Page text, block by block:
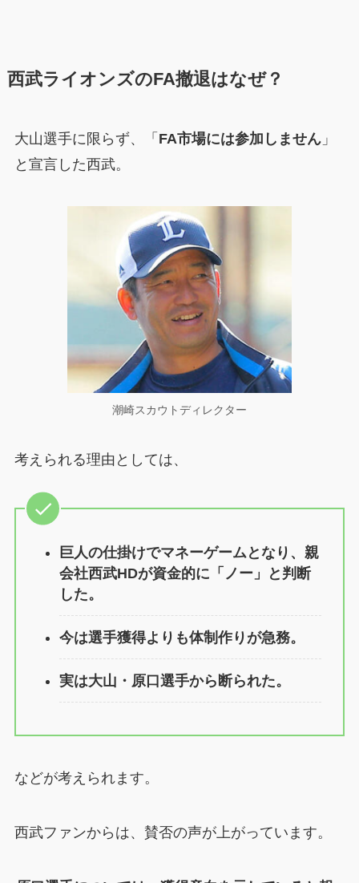
西武ライオンズのFA撤退はなぜ？
大山選手に限らず、「 FA市場には参加しません」
と宣言した西武。
潮崎スカウトディレクター
考えられる理由としては、
巨人の仕掛けでマネーゲームとなり、親
会社西武HDが資金的に「ノー」と判断
した。
今は選手獲得よりも体制作りが急務。
実は大山・原口選手から断られた。
などが考えられます。
西武ファンからは、賛否の声が上がっています。